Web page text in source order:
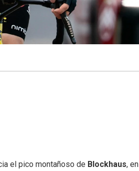
el pico montañoso de Blockhaus, en